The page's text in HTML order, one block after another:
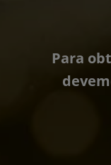
Para